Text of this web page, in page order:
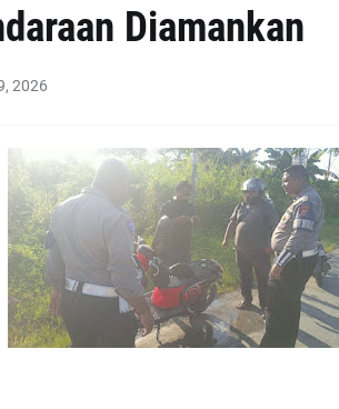
Diamankan
2026